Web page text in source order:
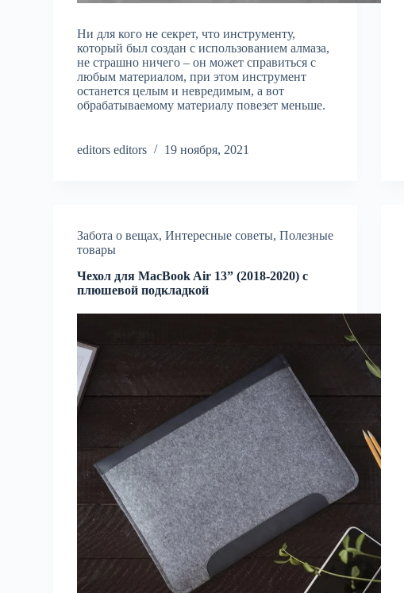
Ни для кого не секрет, что инструменту,
который был создан с использованием алмаза,
не страшно ничего – он может справиться с
любым материалом, при этом инструмент
останется целым и невредимым, а вот
обрабатываемому материалу повезет меньше.
editors editors 19 ноября, 2021
Забота о вещах,Интересные советы,Полезные
товары
Чехол для MacBook Air 13” (2018-2020) с
плюшевой подкладкой